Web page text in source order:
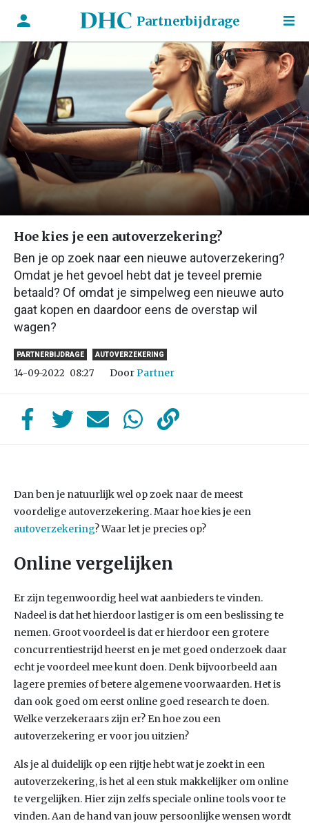
Partnerbijdrage
Hoe kies je een autoverzekering?
Ben je op zoek naar een nieuwe autoverzekering?
Omdat je het gevoel hebt dat je teveel premie
betaald? Of omdat je simpelweg een nieuwe auto
gaat kopen en daardoor eens de overstap wil
wagen?
PARTNERBIJDRAGE AUTOVERZEKERING
14-09-2022 08:27 DoorPartner
Dan ben je natuurlijk wel op zoek naar de meest
voordelige autoverzekering. Maar hoe kies je een
autoverzekering? Waar let je precies op?
Online vergelijken
Er zijn tegenwoordig heel wat aanbieders te vinden.
Nadeel is dat het hierdoor lastiger is om een beslissing te
nemen. Groot voordeel is dat er hierdoor een grotere
concurrentiestrijd heerst en je met goed onderzoek daar
echt je voordeel mee kunt doen. Denk bijvoorbeeld aan
lagere premies of betere algemene voorwaarden. Het is
dan ook goed om eerst online goed research te doen.
Welke verzekeraars zijn er? En hoe zou een
autoverzekering er voor jou uitzien?
Als je al duidelijk op een rijtje hebt wat je zoekt in een
autoverzekering, is het al een stuk makkelijker om online
te vergelijken. Hier zijn zelfs speciale online tools voor te
vinden. Aan de hand van jouw persoonlijke wensen wordt